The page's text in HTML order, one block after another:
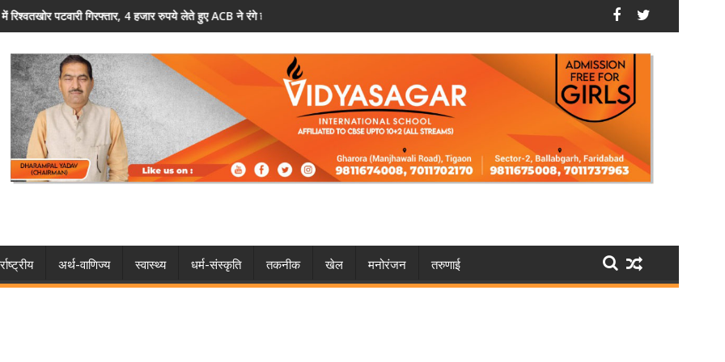
रुपये लेते हुए ACB ने रंगे हाथ दबोचाहरियाणा में प्रशासनिक बदलाव, IAS अधिकारियों का तबादला फरीदाबाद: वोटर लिस्ट में नाम नहीं है? 30 अगस्त तक करें आवेदन
अर्थ-वाणिज्य स्वास्थ्य धर्म-संस्कृति तकनीक खेल मनोरंजन तरुणाई